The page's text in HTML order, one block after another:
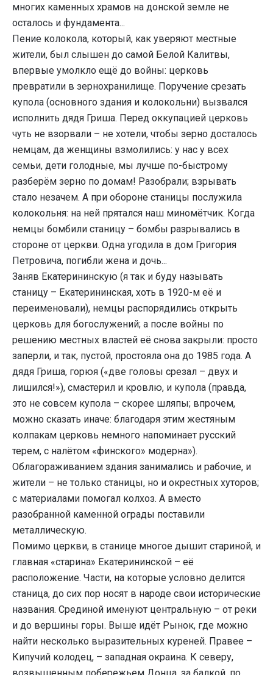
многих каменных храмов на донской земле не
осталось и фундамента...
Пение колокола, который, как уверяют местные
жители, был слышен до самой Белой Калитвы,
впервые умолкло ещё до войны: церковь
превратили в зернохранилище. Поручение срезать
купола (основного здания и колокольни) вызвался
исполнить дядя Гриша. Перед оккупацией церковь
чуть не взорвали – не хотели, чтобы зерно досталось
немцам, да женщины взмолились: у нас у всех
семьи, дети голодные, мы лучше по-быстрому
разберём зерно по домам! Разобрали; взрывать
стало незачем. А при обороне станицы послужила
колокольня: на ней прятался наш миномётчик. Когда
немцы бомбили станицу – бомбы разрывались в
стороне от церкви. Одна угодила в дом Григория
Петровича, погибли жена и дочь...
Заняв Екатерининскую (я так и буду называть
станицу – Екатерининская, хоть в 1920-м её и
переименовали), немцы распорядились открыть
церковь для богослужений; а после войны по
решению местных властей её снова закрыли: просто
заперли, и так, пустой, простояла она до 1985 года. А
дядя Гриша, горюя («две головы срезал – двух и
лишился!»), смастерил и кровлю, и купола (правда,
это не совсем купола – скорее шляпы; впрочем,
можно сказать иначе: благодаря этим жестяным
колпакам церковь немного напоминает русский
терем, с налётом «финского» модерна»).
Облагораживанием здания занимались и рабочие, и
жители – не только станицы, но и окрестных хуторов;
с материалами помогал колхоз. А вместо
разобранной каменной ограды поставили
металлическую.
Помимо церкви, в станице многое дышит стариной, и
главная «старина» Екатерининской – её
расположение. Части, на которые условно делится
станица, до сих пор носят в народе свои исторические
названия. Срединой именуют центральную – от реки
и до вершины горы. Выше идёт Рынок, где можно
найти несколько выразительных куреней. Правее –
Кипучий колодец, – западная окраина. К северу,
возвышенным побережьем Донца, за балкой, по